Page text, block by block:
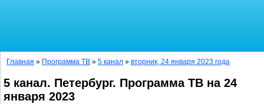
Главная » Программа ТВ » 5 канал » вторник, 24 января 2023 года
5 канал. Петербург. Программа ТВ на 24
января 2023